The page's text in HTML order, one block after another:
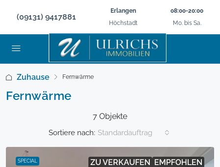
(09131) 9417881
Erlangen
Höchstadt
08:00-20:00
Mo. bis Sa.
Zuhause Fernwärme
Fernwärme
7 Objekte
Sortiere nach: Standardauftrag
SPECIAL ZU VERKAUFEN EMPFOHLEN